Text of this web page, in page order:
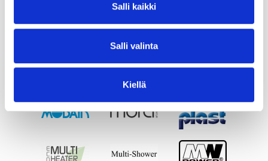
Salli kaikki
Salli valinta
Kiellä